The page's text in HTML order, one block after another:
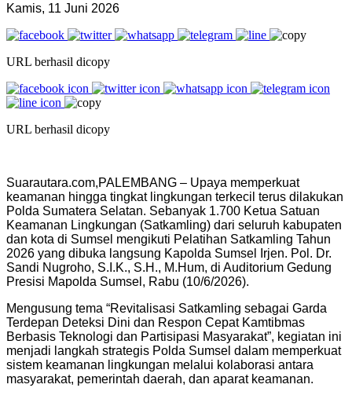
Kamis, 11 Juni 2026
URL berhasil dicopy
URL berhasil dicopy
Suarautara.com,PALEMBANG – Upaya memperkuat
keamanan hingga tingkat lingkungan terkecil terus dilakukan
Polda Sumatera Selatan. Sebanyak 1.700 Ketua Satuan
Keamanan Lingkungan (Satkamling) dari seluruh kabupaten
dan kota di Sumsel mengikuti Pelatihan Satkamling Tahun
2026 yang dibuka langsung Kapolda Sumsel Irjen. Pol. Dr.
Sandi Nugroho, S.I.K., S.H., M.Hum, di Auditorium Gedung
Presisi Mapolda Sumsel, Rabu (10/6/2026).
Mengusung tema “Revitalisasi Satkamling sebagai Garda
Terdepan Deteksi Dini dan Respon Cepat Kamtibmas
Berbasis Teknologi dan Partisipasi Masyarakat”, kegiatan ini
menjadi langkah strategis Polda Sumsel dalam memperkuat
sistem keamanan lingkungan melalui kolaborasi antara
masyarakat, pemerintah daerah, dan aparat keamanan.